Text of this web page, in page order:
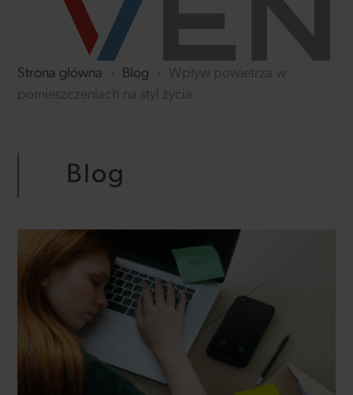
Strona główna › Blog ›
Wpływ powietrza w
pomieszczeniach na styl życia
Blog